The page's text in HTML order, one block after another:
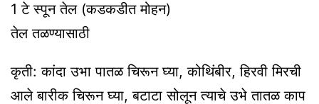
1 टे स्पून तेल (कडकडीत मोहन)
तेल तळण्यासाठी
कृती: कांदा उभा पातळ चिरून घ्या, कोथिंबीर, हिरवी मिरची
आले बारीक चिरून घ्या, बटाटा सोलून त्याचे उभे तातळ काप